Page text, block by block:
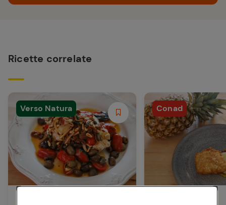
Ricette correlate
Verso Natura Conad